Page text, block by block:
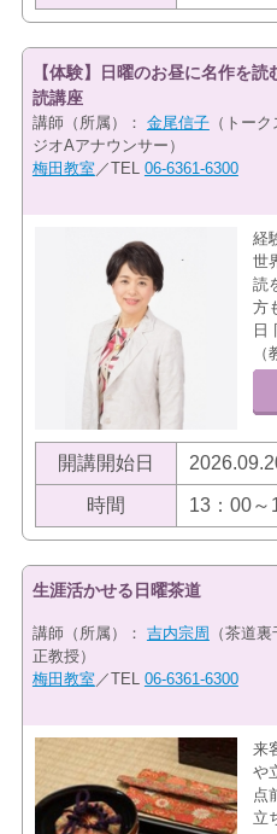
【体験】日曜のお昼に名作を読
読講座
講師（所属）： 金尾信子（トーク
ジオAアナウンサー）
梅田教室 ／TEL 06-6361-6300
経
世
読
方
日
（
開講開始日
時間 13：00～
生涯活かせる日曜茶道
講師（所属）： 吉内宗周
（茶道
正教授）
梅田教室 ／TEL 06-6361-6300
来
や
点
立